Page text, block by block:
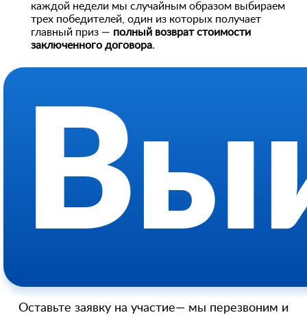
каждой недели мы случайным образом выбираем
трех победителей, один из которых получает
главный приз — полный возврат стоимости
заключенного договора.
Оставьте заявку на участие— мы перезвоним и